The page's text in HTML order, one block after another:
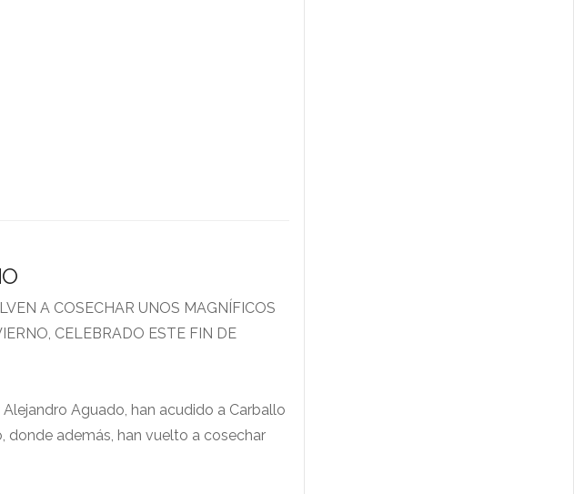
A COSECHAR UNOS MAGNÍFICOS
CELEBRADO ESTE FIN DE
Aguado, han acudido a Carballo
donde además, han vuelto a cosechar